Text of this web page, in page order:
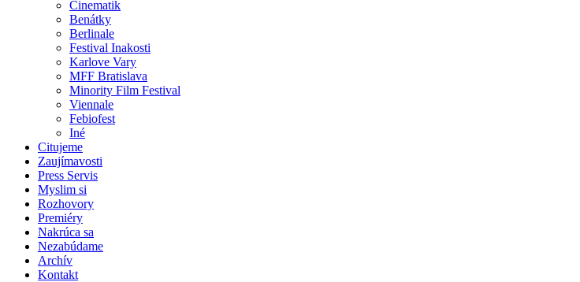
Cinematik
Benátky
Berlinale
Festival Inakosti
Karlove Vary
MFF Bratislava
Minority Film Festival
Viennale
Febiofest
Iné
Citujeme
Zaujímavosti
Press Servis
Myslim si
Rozhovory
Premiéry
Nakrúca sa
Nezabúdame
Archív
Kontakt